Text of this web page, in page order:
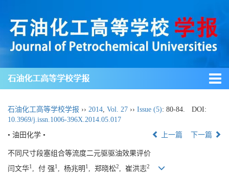
石油化工高等学校学报
石油化工高等学校学报 ›› 2014 Vol. 27 ›› Issue (5): 80-84.
DOI:
10.3969/j.issn.1006-396X.2014.05.017
• 油田化学 •
上一篇 下一篇
不同尺寸段塞组合等流度二元驱驱油效果评价
闫文华1 , 付 强1 , 杨兆明 1 , 郑晓松2, 崔洪志2